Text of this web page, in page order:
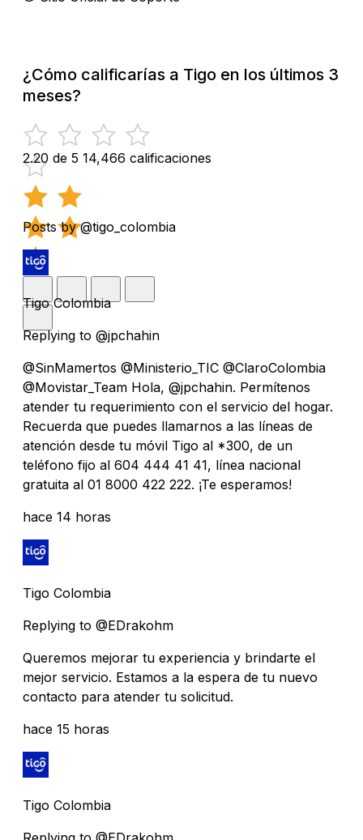
¿Cómo calificarías a Tigo en los últimos 3
meses?
2.20 de 5 14,466 calificaciones
Posts by @tigo_colombia
Tigo Colombia
Replying to @jpchahin
@SinMamertos @Ministerio_TIC @ClaroColombia
@Movistar_Team Hola, @jpchahin. Permítenos
atender tu requerimiento con el servicio del hogar.
Recuerda que puedes llamarnos a las líneas de
atención desde tu móvil Tigo al *300, de un
teléfono fijo al 604 444 41 41, línea nacional
gratuita al 01 8000 422 222. ¡Te esperamos!
hace 14 horas
Tigo Colombia
Replying to @EDrakohm
Queremos mejorar tu experiencia y brindarte el
mejor servicio. Estamos a la espera de tu nuevo
contacto para atender tu solicitud.
hace 15 horas
Tigo Colombia